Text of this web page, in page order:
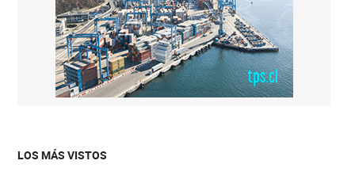
LOS MÁS VISTOS